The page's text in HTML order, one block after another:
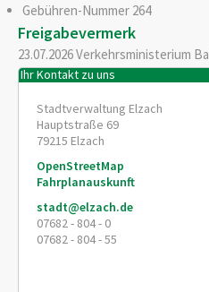
Gebühren-Nummer 264
Freigabevermerk
23.07.2026 Verkehrsministerium
Ihr Kontakt zu uns
Stadtverwaltung Elzach
Hauptstraße 69
79215 Elzach
OpenStreetMap
Fahrplanauskunft
stadt@elzach.de
07682 - 804 - 0
07682 - 804 - 55